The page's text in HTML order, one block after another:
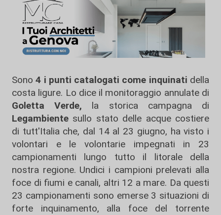
Sono4 i punti catalogati come inquinati della
costa ligure. Lo dice il monitoraggio annulate di
Goletta Verde, la storica campagna di
Legambiente sullo stato delle acque costiere
di tutt'Italia che, dal 14 al 23 giugno, ha visto i
volontari e le volontarie impegnati in 23
campionamenti lungo tutto il litorale della
nostra regione. Undici i campioni prelevati alla
foce di fiumi e canali, altri 12 a mare. Da questi
23 campionamenti sono emerse 3 situazioni di
forte inquinamento, alla foce del torrente